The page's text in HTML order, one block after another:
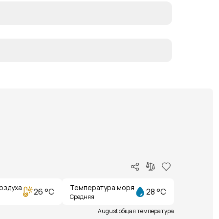
26 °C Температура моря
Средняя 28 °C
August общая температура